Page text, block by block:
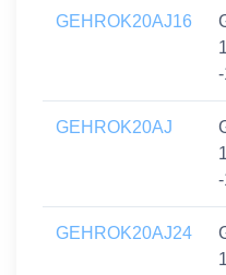
GEHROK20AJ16
GEHROK20AJ
GEHROK20AJ24